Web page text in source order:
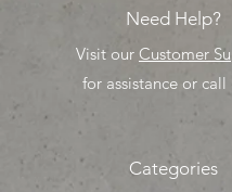
Need Help?
Visit our Customer
for assistance or call
Categories